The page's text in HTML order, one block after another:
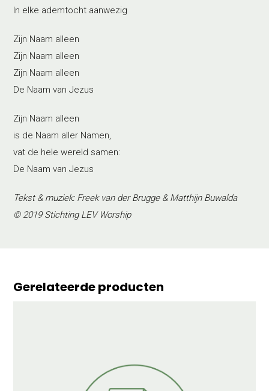
In elke ademtocht aanwezig
Zijn Naam alleen
Zijn Naam alleen
Zijn Naam alleen
De Naam van Jezus
Zijn Naam alleen
is de Naam aller Namen,
vat de hele wereld samen:
De Naam van Jezus
Tekst & muziek: Freek van der Brugge & Matthijn Buwalda
© 2019 Stichting LEV Worship
Gerelateerde producten